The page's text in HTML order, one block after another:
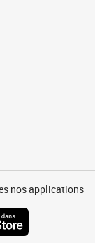
nos applications